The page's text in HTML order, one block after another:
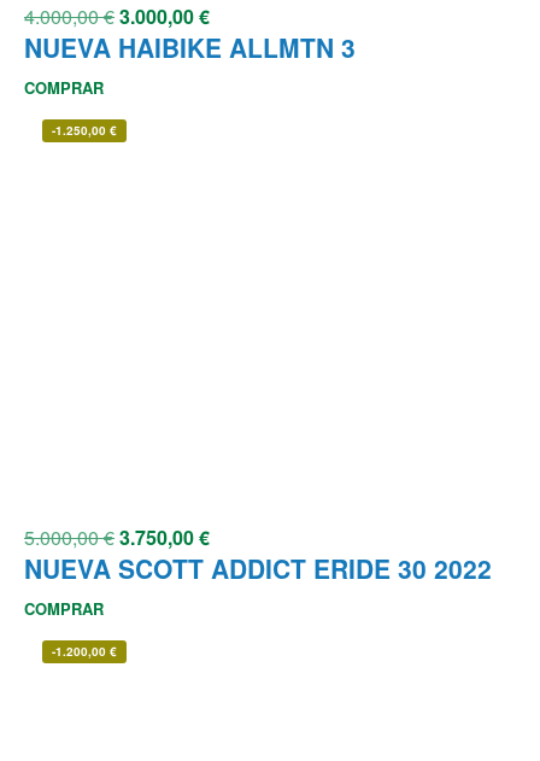
4.000,00€3.000,00€
NUEVA HAIBIKE ALLMTN 3
COMPRAR
-1.250,00 €
5.000,00€3.750,00€
NUEVA SCOTT ADDICT ERIDE 30 2022
COMPRAR
-1.200,00 €